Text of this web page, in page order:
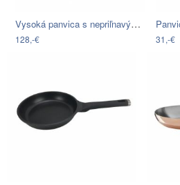
Vysoká panvica s nepriľnavým povrchom…
128,-€ 31,-€